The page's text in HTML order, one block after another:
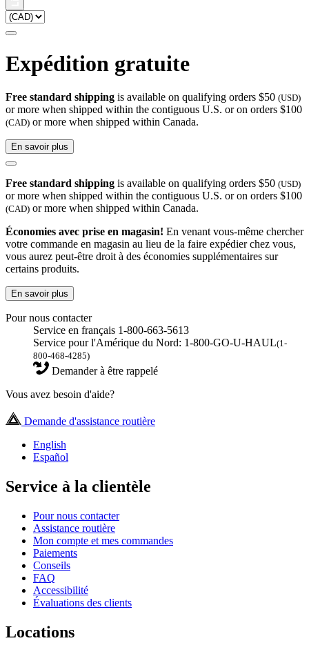
Expédition gratuite
Free standard shipping is available on qualifying orders $50 (USD)
or more when shipped within the contiguous U.S. or on orders $100
(CAD) or more when shipped within Canada.
En savoir plus
Free standard shipping is available on qualifying orders $50 (USD)
or more when shipped within the contiguous U.S. or on orders $100
(CAD) or more when shipped within Canada.
Économies avec prise en magasin! En venant vous-même chercher
votre commande en magasin au lieu de la faire expédier chez vous,
vous aurez peut-être droit à des économies supplémentaires sur
certains produits.
En savoir plus
Pour nous contacter
Service en français 1-800-663-5613
Service pour l'Amérique du Nord: 1-800-GO-U-HAUL(1-
800-468-4285)
Demander à être rappelé
Vous avez besoin d'aide?
Demande d'assistance routière
English
Español
Service à la clientèle
Pour nous contacter
Assistance routière
Mon compte et mes commandes
Paiements
Conseils
FAQ
Accessibilité
Évaluations des clients
Locations